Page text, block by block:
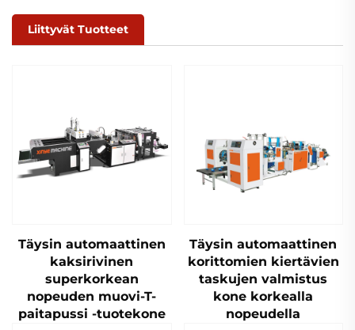
Liittyvät Tuotteet
Täysin automaattinen
kaksirivinen
superkorkean
nopeuden muovi-T-
paitapussi -tuotekone
Täysin automaattinen
korittomien kiertävien
taskujen valmistus
kone korkealla
nopeudella